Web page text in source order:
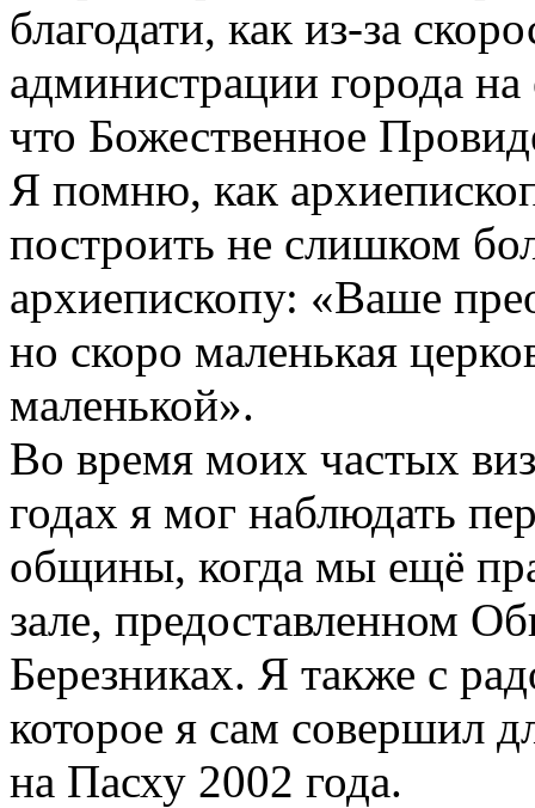
благодати, как из-за
администрации города на
что Божественное
Я помню, как
построить не слишком
архиепископу: «Ваше
но скоро маленькая
маленькой».
Во время моих частых
годах я мог наблюдать
общины, когда мы ещё
зале, предоставленном
Березниках. Я также с
которое я сам совершил
на Пасху 2002 года.